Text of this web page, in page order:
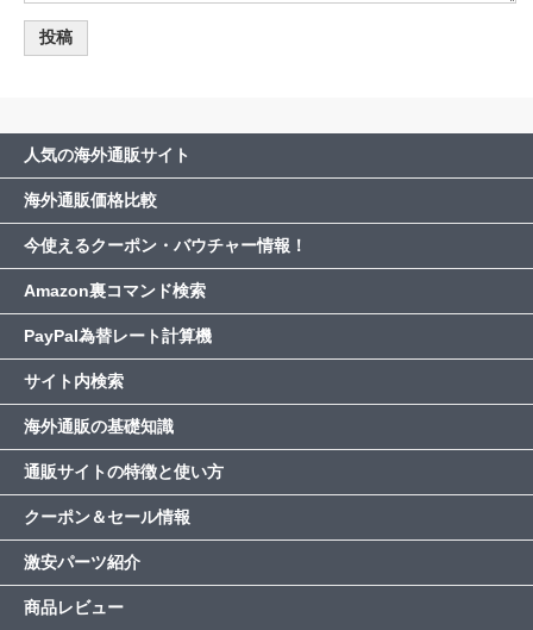
人気の海外通販サイト
海外通販価格比較
今使えるクーポン・バウチャー情報！
Amazon裏コマンド検索
PayPal為替レート計算機
サイト内検索
海外通販の基礎知識
通販サイトの特徴と使い方
クーポン＆セール情報
激安パーツ紹介
商品レビュー